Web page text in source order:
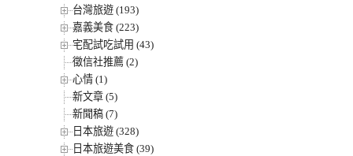
台灣旅遊 (193)
嘉義美食 (223)
宅配試吃試用 (43)
徵信社推薦 (2)
心情 (1)
新文章 (5)
新聞稿 (7)
日本旅遊 (328)
日本旅遊美食 (39)